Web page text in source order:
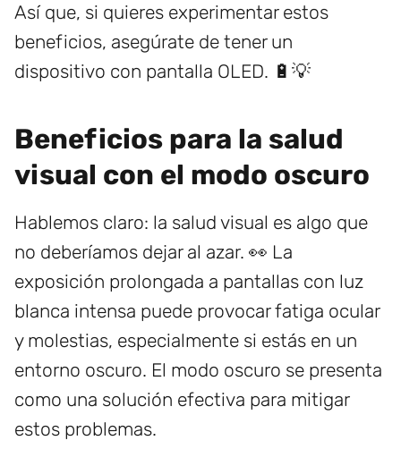
Así que, si quieres experimentar estos
beneficios, asegúrate de tener un
dispositivo con pantalla OLED. 🔋💡
Beneficios para la salud
visual con el modo oscuro
Hablemos claro: la salud visual es algo que
no deberíamos dejar al azar. 👀 La
exposición prolongada a pantallas con luz
blanca intensa puede provocar fatiga ocular
y molestias, especialmente si estás en un
entorno oscuro. El modo oscuro se presenta
como una solución efectiva para mitigar
estos problemas.